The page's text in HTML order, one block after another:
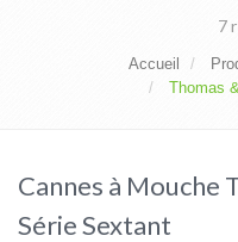
7
Accueil
Thomas
Cannes à Mouche
Série Sextant